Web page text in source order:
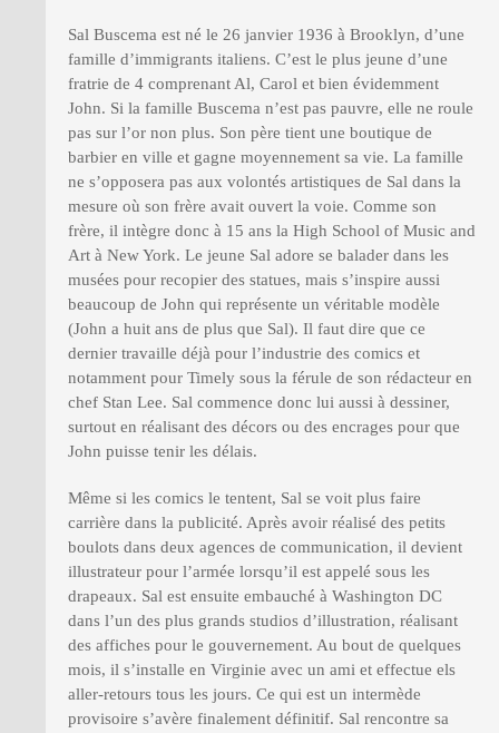
Sal Buscema est né le 26 janvier 1936 à Brooklyn, d’une
famille d’immigrants italiens. C’est le plus jeune d’une
fratrie de 4 comprenant Al, Carol et bien évidemment
John. Si la famille Buscema n’est pas pauvre, elle ne roule
pas sur l’or non plus. Son père tient une boutique de
barbier en ville et gagne moyennement sa vie. La famille
ne s’opposera pas aux volontés artistiques de Sal dans la
mesure où son frère avait ouvert la voie. Comme son
frère, il intègre donc à 15 ans la High School of Music and
Art à New York. Le jeune Sal adore se balader dans les
musées pour recopier des statues, mais s’inspire aussi
beaucoup de John qui représente un véritable modèle
(John a huit ans de plus que Sal). Il faut dire que ce
dernier travaille déjà pour l’industrie des comics et
notamment pour Timely sous la férule de son rédacteur en
chef Stan Lee. Sal commence donc lui aussi à dessiner,
surtout en réalisant des décors ou des encrages pour que
John puisse tenir les délais.
Même si les comics le tentent, Sal se voit plus faire
carrière dans la publicité. Après avoir réalisé des petits
boulots dans deux agences de communication, il devient
illustrateur pour l’armée lorsqu’il est appelé sous les
drapeaux. Sal est ensuite embauché à Washington DC
dans l’un des plus grands studios d’illustration, réalisant
des affiches pour le gouvernement. Au bout de quelques
mois, il s’installe en Virginie avec un ami et effectue els
aller-retours tous les jours. Ce qui est un intermède
provisoire s’avère finalement définitif. Sal rencontre sa